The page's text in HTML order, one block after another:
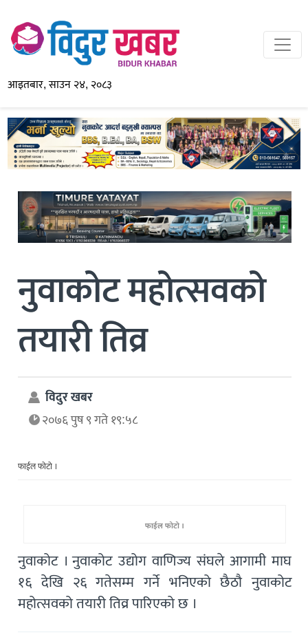
आइतबार, साउन २४, २०८३
नुवाकोट महोत्सवको
तयारी तिव्र
विदुर खबर
२०७६ पुष ९ गते १९:५८
फाईल फोटो ।
फाईल फोटो ।
नुवाकोट । नुवाकोट उद्योग वाणिज्य संघले आगामी माघ
१६ देखि २६ गतेसम्म गर्ने भनिएको छैठौ नुवाकोट
महोत्सवको तयारी तिव्र पारिएको छ ।